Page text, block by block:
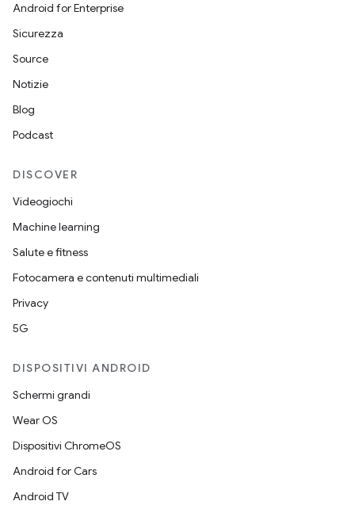
Android for Enterprise
Sicurezza
Source
Notizie
Blog
Podcast
DISCOVER
Videogiochi
Machine learning
Salute e fitness
Fotocamera e contenuti multimediali
Privacy
5G
DISPOSITIVI ANDROID
Schermi grandi
Wear OS
Dispositivi ChromeOS
Android for Cars
Android TV